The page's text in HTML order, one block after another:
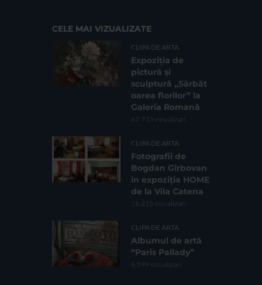
CELE MAI VIZUALIZATE
CLIPA DE ARTA
Expoziția de
pictură și
sculptură „Sărbăt
oarea florilor” la
Galeria Romană
62.733 vizualizari
CLIPA DE ARTA
Fotografii de
Bogdan Gîrbovan
în expoziția HOME
de la Vila Catena
16.215 vizualizari
CLIPA DE ARTA
Albumul de artă
“Paris Pallady”
6.599 vizualizari